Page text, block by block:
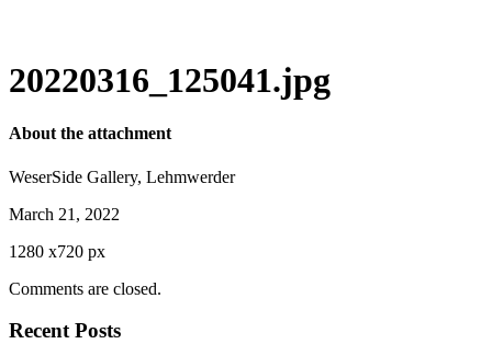
20220316_125041.jpg
About the attachment
WeserSide Gallery, Lehmwerder
March 21, 2022
1280 x720 px
Comments are closed.
Recent Posts